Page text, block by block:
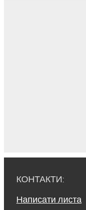
КОНТАКТИ:
Написати листа